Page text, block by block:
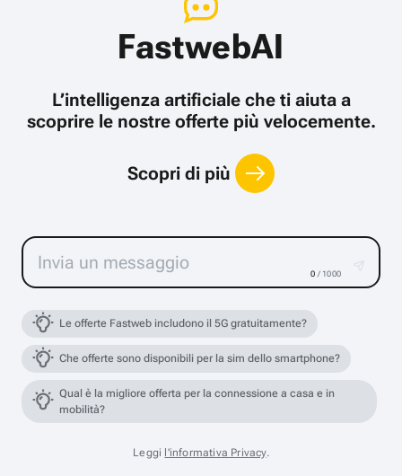
FastwebAI
L’intelligenza artificiale che ti aiuta a
scoprire le nostre offerte più velocemente.
Scopri di più
0 / 1000
Le offerte Fastweb includono il 5G gratuitamente?
Che offerte sono disponibili per la sim dello smartphone?
Qual è la migliore offerta per la connessione a casa e in
mobilità?
Leggi l'informativa Privacy.